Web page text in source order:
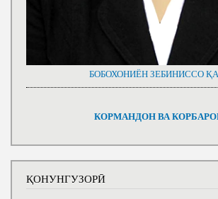
БОБОХОНИЁН ЗЕБИНИССО
КОРМАНДОН ВА
ҚОНУНГУЗОРӢ